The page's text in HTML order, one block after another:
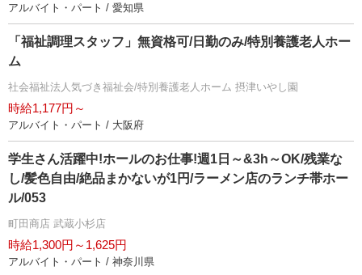
アルバイト・パート / 愛知県
「福祉調理スタッフ」無資格可/日勤のみ/特別養護老人ホー
ム
社会福祉法人気づき福祉会/特別養護老人ホーム 摂津いやし園
時給1,177円～
アルバイト・パート / 大阪府
学生さん活躍中!ホールのお仕事!週1日～&3h～OK/残業な
し/髪色自由/絶品まかないが1円/ラーメン店のランチ帯ホー
ル/053
町田商店 武蔵小杉店
時給1,300円～1,625円
アルバイト・パート / 神奈川県